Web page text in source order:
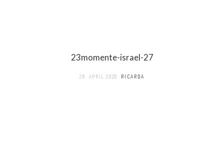
23momente-israel-27
28. APRIL 2020 RICARDA